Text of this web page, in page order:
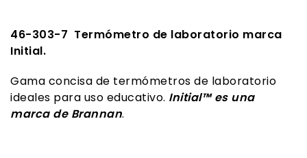
46-303-7 Termómetro de laboratorio marca
Initial.
Gama concisa de termómetros de laboratorio
ideales para uso educativo. Initial™ es una
marca de Brannan.